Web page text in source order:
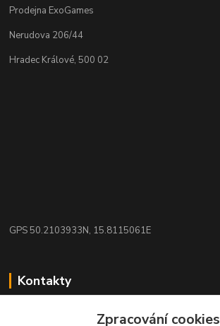
Prodejna ExoGames
Nerudova 206/44
Hradec Králové, 500 02
GPS 50.2103933N, 15.8115061E
Kontakty
Zpracování cookies